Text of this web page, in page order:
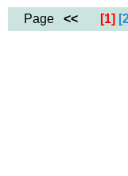
Page << [1]